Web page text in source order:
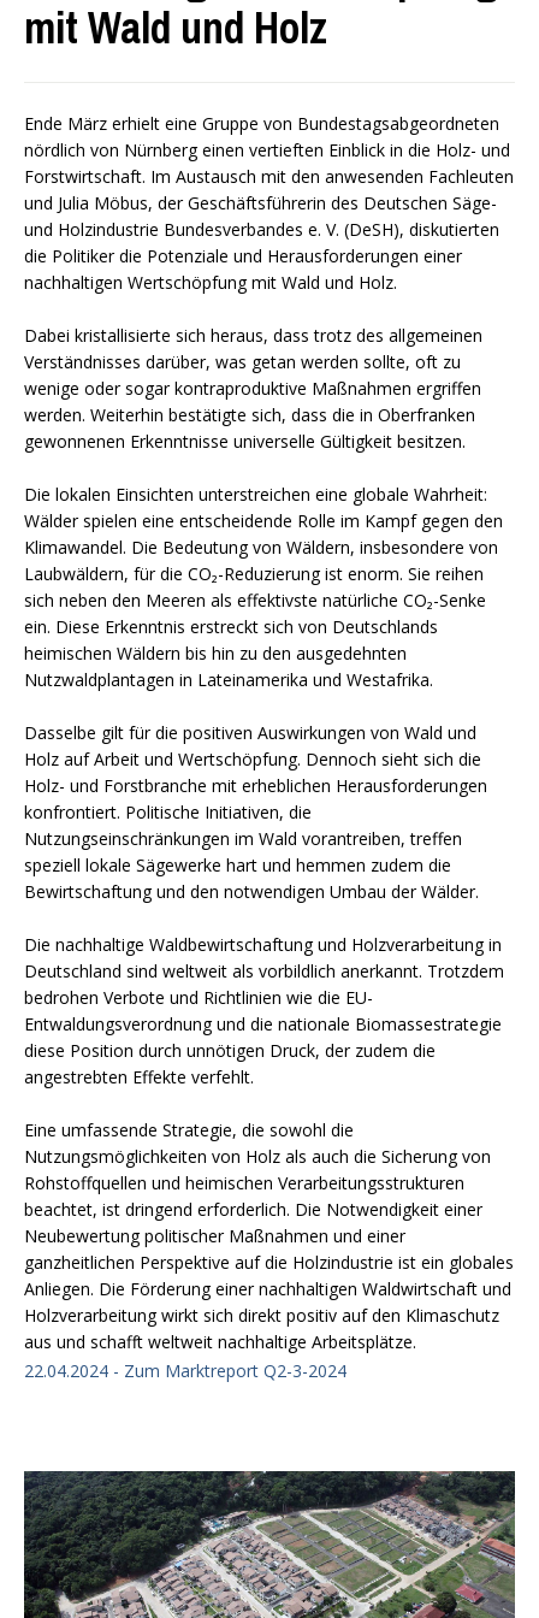
mit Wald und Holz
Ende März erhielt eine Gruppe von Bundestagsabgeordneten
nördlich von Nürnberg einen vertieften Einblick in die Holz- und
Forstwirtschaft. Im Austausch mit den anwesenden Fachleuten
und Julia Möbus, der Geschäftsführerin des Deutschen Säge-
und Holzindustrie Bundesverbandes e. V. (DeSH), diskutierten
die Politiker die Potenziale und Herausforderungen einer
nachhaltigen Wertschöpfung mit Wald und Holz.
Dabei kristallisierte sich heraus, dass trotz des allgemeinen
Verständnisses darüber, was getan werden sollte, oft zu
wenige oder sogar kontraproduktive Maßnahmen ergriffen
werden. Weiterhin bestätigte sich, dass die in Oberfranken
gewonnenen Erkenntnisse universelle Gültigkeit besitzen.
Die lokalen Einsichten unterstreichen eine globale Wahrheit:
Wälder spielen eine entscheidende Rolle im Kampf gegen den
Klimawandel. Die Bedeutung von Wäldern, insbesondere von
Laubwäldern, für die CO₂-Reduzierung ist enorm. Sie reihen
sich neben den Meeren als effektivste natürliche CO₂-Senke
ein. Diese Erkenntnis erstreckt sich von Deutschlands
heimischen Wäldern bis hin zu den ausgedehnten
Nutzwaldplantagen in Lateinamerika und Westafrika.
Dasselbe gilt für die positiven Auswirkungen von Wald und
Holz auf Arbeit und Wertschöpfung. Dennoch sieht sich die
Holz- und Forstbranche mit erheblichen Herausforderungen
konfrontiert. Politische Initiativen, die
Nutzungseinschränkungen im Wald vorantreiben, treffen
speziell lokale Sägewerke hart und hemmen zudem die
Bewirtschaftung und den notwendigen Umbau der Wälder.
Die nachhaltige Waldbewirtschaftung und Holzverarbeitung in
Deutschland sind weltweit als vorbildlich anerkannt. Trotzdem
bedrohen Verbote und Richtlinien wie die EU-
Entwaldungsverordnung und die nationale Biomassestrategie
diese Position durch unnötigen Druck, der zudem die
angestrebten Effekte verfehlt.
Eine umfassende Strategie, die sowohl die
Nutzungsmöglichkeiten von Holz als auch die Sicherung von
Rohstoffquellen und heimischen Verarbeitungsstrukturen
beachtet, ist dringend erforderlich. Die Notwendigkeit einer
Neubewertung politischer Maßnahmen und einer
ganzheitlichen Perspektive auf die Holzindustrie ist ein globales
Anliegen. Die Förderung einer nachhaltigen Waldwirtschaft und
Holzverarbeitung wirkt sich direkt positiv auf den Klimaschutz
aus und schafft weltweit nachhaltige Arbeitsplätze.
22.04.2024 - Zum Marktreport Q2-3-2024